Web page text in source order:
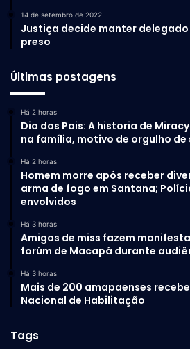
14 de setembro de 2022
Justiça decide manter
preso
Últimas postagens
Há 2 horas
Dia dos Pais: A historia de
na família, motivo de orgulho de
Há 2 horas
Homem morre após receber
arma de fogo em Santana;
envolvidos
Há 3 horas
Amigos de miss fazem
forúm de Macapá durante
Há 3 horas
Mais de 200 amapaenses
Nacional de Habilitação
Tags